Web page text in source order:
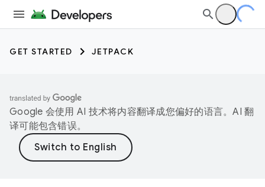
GET STARTED JETPACK
Google 会使用 AI 技术将内容翻译成您偏好的语言。AI 翻
译可能包含错误。